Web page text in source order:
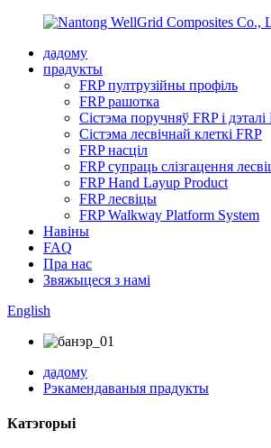
дадому
прадукты
FRP пултрузійны профіль
FRP рашотка
Сістэма поручняў FRP і
Сістэма лесвічнай клеткі FRP
FRP насціл
FRP супраць слізгацення
FRP Hand Layup Product
FRP лесвіцы
FRP Walkway Platform System
Навіны
FAQ
Пра нас
Звяжыцеся з намі
English
дадому
Рэкамендаваныя прадукты
Катэгорыі